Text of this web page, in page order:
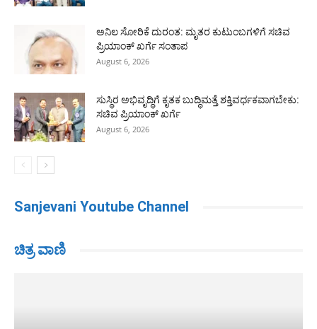
ಅನಿಲ ಸೋರಿಕೆ ದುರಂತ: ಮೃತರ ಕುಟುಂಬಗಳಿಗೆ ಸಚಿವ
ಪ್ರಿಯಾಂಕ್ ಖರ್ಗೆ ಸಂತಾಪ
August 6, 2026
ಸುಸ್ಥಿರ ಅಭಿವೃದ್ಧಿಗೆ ಕೃತಕ ಬುದ್ಧಿಮತ್ತೆ ಶಕ್ತಿವರ್ಧಕವಾಗಬೇಕು:
ಸಚಿವ ಪ್ರಿಯಾಂಕ್ ಖರ್ಗೆ
August 6, 2026
Sanjevani Youtube Channel
ಚಿತ್ರ ವಾಣಿ